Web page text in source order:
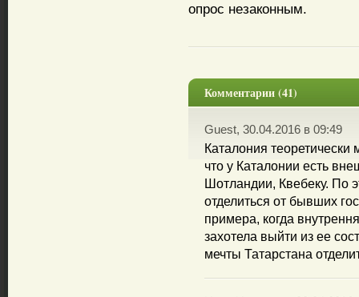
опрос незаконным.
Комментарии (41)
Guest, 30.04.2016 в 09:49
Каталония теоретически
что у Каталонии есть
Шотландии, Квебеку. По
отделиться от бывших
примера, когда
захотела выйти из ее
мечты Татарстана